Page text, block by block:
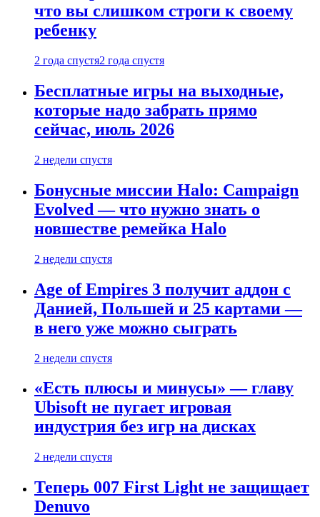
что вы слишком строги к своему
ребенку
2 года спустя2 года спустя
Бесплатные игры на выходные,
которые надо забрать прямо
сейчас, июль 2026
2 недели спустя
Бонусные миссии Halo: Campaign
Evolved — что нужно знать о
новшестве ремейка Halo
2 недели спустя
Age of Empires 3 получит аддон с
Данией, Польшей и 25 картами —
в него уже можно сыграть
2 недели спустя
«Есть плюсы и минусы» — главу
Ubisoft не пугает игровая
индустрия без игр на дисках
2 недели спустя
Теперь 007 First Light не защищает
Denuvo